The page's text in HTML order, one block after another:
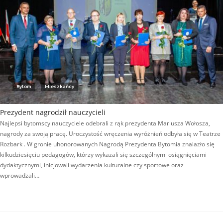
Bytom Mieszkańcy
Prezydent nagrodził nauczycieli
Najlepsi bytomscy nauczyciele odebrali z rąk prezydenta Mariusza Wołosza,
nagrody za swoją pracę. Uroczystość wręczenia wyróżnień odbyła się w Teatrze
Rozbark . W gronie uhonorowanych Nagrodą Prezydenta Bytomia znalazło się
kilkudziesięciu pedagogów, którzy wykazali się szczególnymi osiągnięciami
dydaktycznymi, inicjowali wydarzenia kulturalne czy sportowe oraz
wprowadzali…